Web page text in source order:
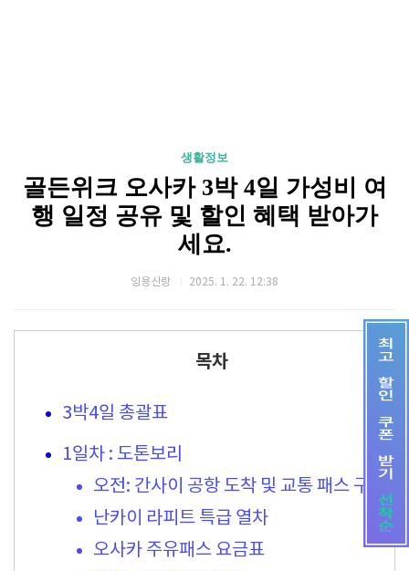
생활정보
골든위크 오사카 3박 4일 가성비 여
행 일정 공유 및 할인 혜택 받아가
세요.
잉용신랑 2025. 1. 22. 12:38
목차
3박4일 총괄표
1일차 : 도톤보리
오전: 간사이 공항 도착 및 교통 패스 구매
난카이 라피트 특급 열차
오사카 주유패스 요금표